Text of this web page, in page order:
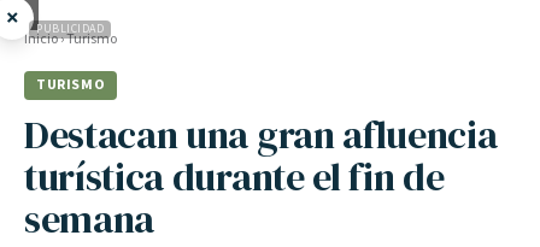
× PUBLICIDAD
Inicio›Turismo
TURISMO
Destacan una gran afluencia
turística durante el fin de
semana